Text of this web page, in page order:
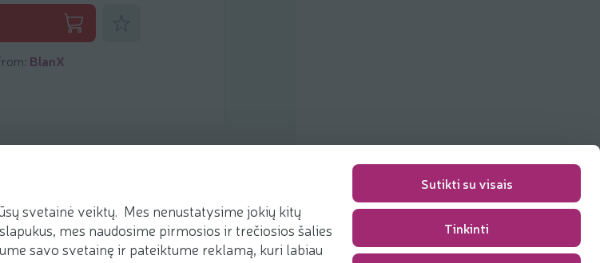
svetainė veiktų. Mes nenustatysime jokių kitų
mes naudosime pirmosios ir trečiosios šalies
savo svetainę ir pateiktume reklamą, kuri labiau
Sutikti su visais
Tinkinti
BlanX
Packaging fee 0,00 €